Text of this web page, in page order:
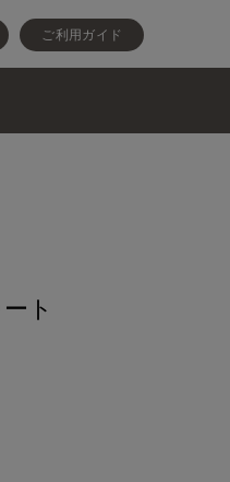
ご利用ガイド
ト